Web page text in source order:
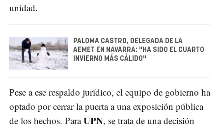
unidad.
PALOMA CASTRO, DELEGADA DE LA
AEMET EN NAVARRA: "HA SIDO EL CUARTO
INVIERNO MÁS CÁLIDO"
Pese a ese respaldo jurídico, el equipo de gobierno ha
optado por cerrar la puerta a una exposición pública
de los hechos. ParaUPN, se trata de una decisión